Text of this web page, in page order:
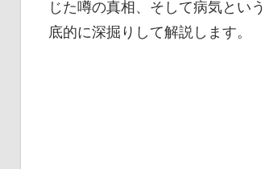
じた噂の真相、そして病気とい
底的に深掘りして解説します。